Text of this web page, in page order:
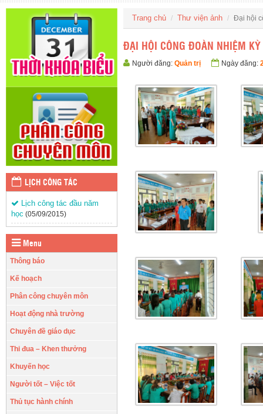
LỊCH CÔNG TÁC
Lịch công tác đầu năm
học (05/09/2015)
Menu
Thông báo
Kế hoạch
Phân công chuyên môn
Hoạt động nhà trường
Chuyên đề giáo dục
Thi đua – Khen thưởng
Khuyến học
Người tốt – Việc tốt
Thủ tục hành chính
Trang chủ Thư viện ảnh Đại hội
ĐẠI HỘI CÔNG ĐOÀN NHIỆM
Người đăng: Quản trị Ngày đăng: